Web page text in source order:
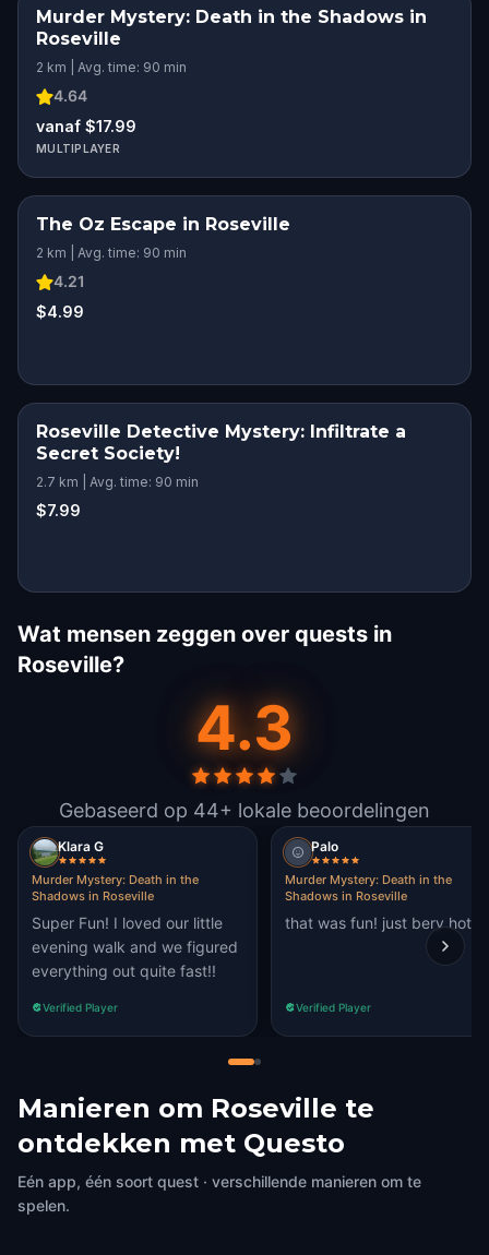
SQUAD CHALLENGE
Murder Mystery: Death in the Shadows in
Roseville
2 km | Avg. time: 90 min
4.64
vanaf $17.99
MULTIPLAYER
The Oz Escape in Roseville
2 km | Avg. time: 90 min
4.21
$4.99
Roseville Detective Mystery: Infiltrate a
Secret Society!
2.7 km | Avg. time: 90 min
$7.99
Wat mensen zeggen over quests in
Roseville?
4.3
Gebaseerd op 44+ lokale beoordelingen
Klara G
Murder Mystery: Death in the
Shadows in Roseville
Super Fun! I loved our little
evening walk and we figured
everything out quite fast!!
Verified Player
Palo
Murder Mystery: Death in the
Shadows in Roseville
that was fun! just bery hot
Verified Player
Manieren om Roseville te
ontdekken met Questo
Eén app, één soort quest · verschillende manieren om te
spelen.